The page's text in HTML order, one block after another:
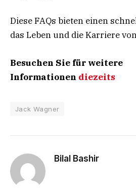
Diese FAQs bieten einen
das Leben und die Karriere
Besuchen Sie für weitere
Informationen diezeits
Jack Wagner
Bilal Bashir